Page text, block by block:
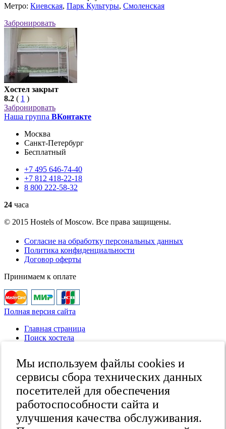
Метро: Киевская, Парк Культуры, Смоленская
Забронировать
Хостел закрыт
8.2 ( 1 )
Забронировать
Наша группа ВКонтакте
Москва
Санкт-Петербург
Бесплатный
+7 495 646-74-40
+7 812 418-22-18
8 800 222-58-32
24 часа
© 2015 Hostels of Moscow. Все права защищены.
Согласие на обработку персональных данных
Политика конфиденциальности
Договор оферты
Принимаем к оплате
Мы используем файлы cookies и
сервисы сбора технических данных
посетителей для обеспечения
работоспособности сайта и
улучшения качества обслуживания.
Полная версия сайта
Главная страница
Поиск хостела
Каталог хостелов
Как оплатить
Контакты
Наши группы
в социальных сетях